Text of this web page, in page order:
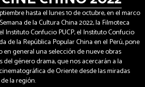
hasta el lunes 10 de octubre, en el marco
de la Cultura China 2022, la Filmoteca
Instituto Confucio PUCP, el Instituto Confucio
de la República Popular China en el Perú, pone
en general una selección de nueve obras
género drama, que nos acercarán a la
de Oriente desde las miradas
la región.